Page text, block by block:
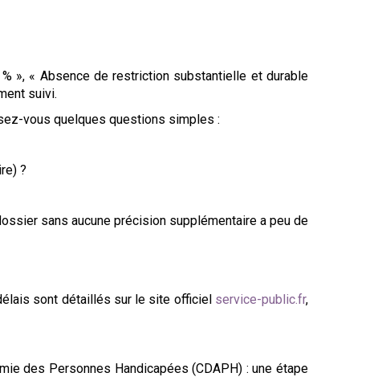
», « Absence de restriction substantielle et durable
suivi.
vous quelques questions simples :
?
sans aucune précision supplémentaire a peu de
sont détaillés sur le site officiel service-public.fr,
des Personnes Handicapées (CDAPH) : une étape